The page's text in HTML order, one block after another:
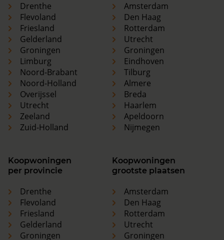
Drenthe
Flevoland
Friesland
Gelderland
Groningen
Limburg
Noord-Brabant
Noord-Holland
Overijssel
Utrecht
Zeeland
Zuid-Holland
Amsterdam
Den Haag
Rotterdam
Utrecht
Groningen
Eindhoven
Tilburg
Almere
Breda
Haarlem
Apeldoorn
Nijmegen
Koopwoningen
per provincie
Drenthe
Flevoland
Friesland
Gelderland
Groningen
Koopwoningen
grootste plaatsen
Amsterdam
Den Haag
Rotterdam
Utrecht
Groningen